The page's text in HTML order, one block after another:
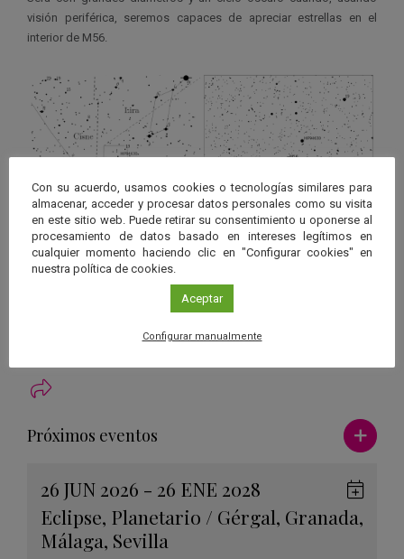
visión periférica, seremos capaces de apreciar estrellas en el
interior de M56.
Mapa estelar para localizar M56 en la constelación de la Lira. Datos
de las estrellas con magnitud superior a 3.0 provienen del conjunto
Próximos eventos Ver más
26 JUN 2026 - 26 ENE 2028
Eclipse, Planetario / Gérgal, Granada,
Málaga, Sevilla
en
Con su acuerdo, usamos cookies o tecnologías similares para
almacenar, acceder y procesar datos personales como su visita
en este sitio web. Puede retirar su consentimiento u oponerse al
procesamiento de datos basado en intereses legítimos en
cualquier momento haciendo clic en "Configurar cookies" en
nuestra política de cookies.
Aceptar
Configurar manualmente